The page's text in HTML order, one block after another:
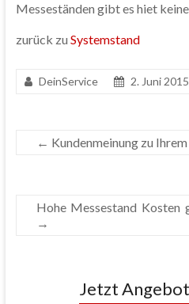
Messeständen gibt es hiet
zurück zu Systemstand
DeinService 2. Juni 2015
← Kundenmeinung zu
Hohe Messestand Kosten
→
Jetzt